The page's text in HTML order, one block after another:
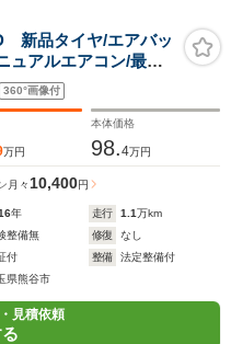
新品タイヤ/エアバッ
ュアルエアコン/最大
360°画像付
万円
本体価格
98.4万円
月々 10,400円
年 走行 1.1万km
整備無 修復
なし
付 整備
法定整備付
県熊谷市
見積依頼